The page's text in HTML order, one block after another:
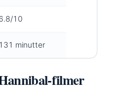
10
131 minutter
filmer